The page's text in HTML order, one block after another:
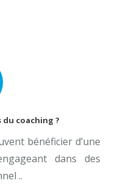
coaching ?
bénéficier d’une
dans des
..